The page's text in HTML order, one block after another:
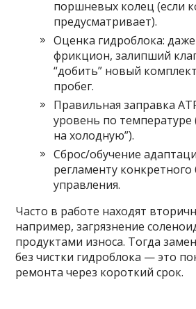
поршневых колец (если
предусматривает).
Оценка гидроблока:
фрикцион, залипший
“добить” новый
пробег.
Правильная заправка
уровень по температуре
на холодную”).
Сброс/обучение
регламенту конкретного
управления.
Часто в работе находят
например, загрязнение
продуктами износа. Тогда
без чистки гидроблока — это
ремонта через короткий срок.